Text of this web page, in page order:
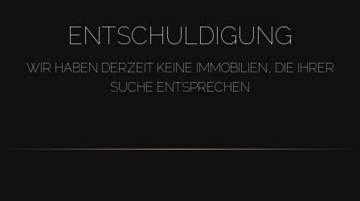
ENTSCHULDIGUNG
WIR HABEN DERZEIT KEINE IMMOBILIEN, DIE IHRER
SUCHE ENTSPRECHEN